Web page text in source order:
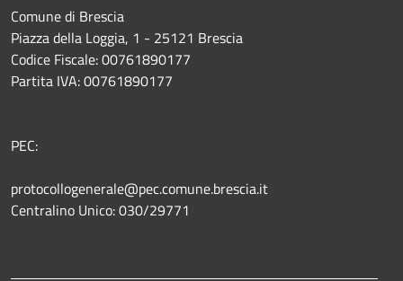
Comune di Brescia
Piazza della Loggia, 1 - 25121 Brescia
Codice Fiscale: 00761890177
Partita IVA: 00761890177
PEC:
protocollogenerale@pec.comune.brescia.it
Centralino Unico: 030/29771